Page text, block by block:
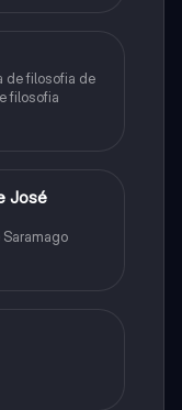
de filosofia de
filosofia
José